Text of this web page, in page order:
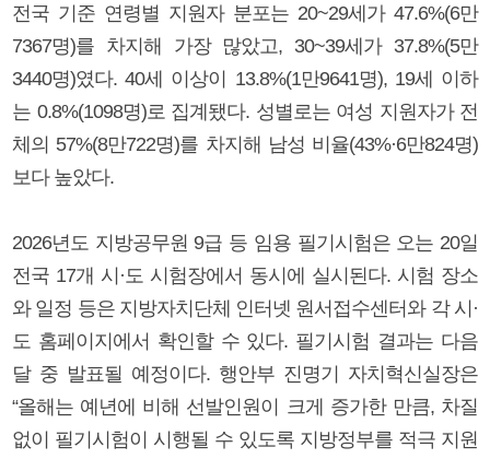
전국 기준 연령별 지원자 분포는 20~29세가 47.6%(6만
7367명)를 차지해 가장 많았고, 30~39세가 37.8%(5만
3440명)였다. 40세 이상이 13.8%(1만9641명), 19세 이하
는 0.8%(1098명)로 집계됐다. 성별로는 여성 지원자가 전
체의 57%(8만722명)를 차지해 남성 비율(43%·6만824명)
보다 높았다.
2026년도 지방공무원 9급 등 임용 필기시험은 오는 20일
전국 17개 시·도 시험장에서 동시에 실시된다. 시험 장소
와 일정 등은 지방자치단체 인터넷 원서접수센터와 각 시·
도 홈페이지에서 확인할 수 있다. 필기시험 결과는 다음
달 중 발표될 예정이다. 행안부 진명기 자치혁신실장은
“올해는 예년에 비해 선발인원이 크게 증가한 만큼, 차질
없이 필기시험이 시행될 수 있도록 지방정부를 적극 지원